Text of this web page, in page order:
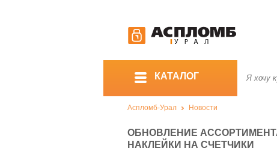
КАТАЛОГ
Аспломб-Урал Новости
ОБНОВЛЕНИЕ
НАКЛЕЙКИ НА СЧЕТЧИКИ